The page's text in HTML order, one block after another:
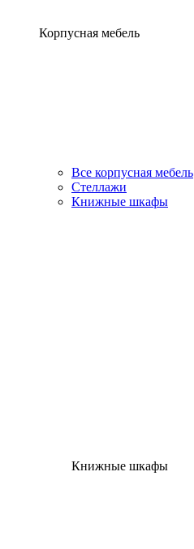
Корпусная мебель
Все корпусная мебель
Стеллажи
Книжные шкафы
Книжные шкафы